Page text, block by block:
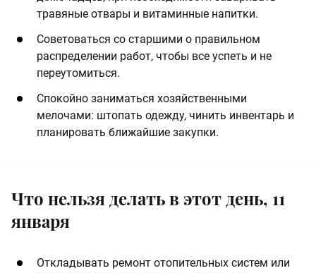
травяные отвары и витаминные напитки.
Советоваться со старшими о правильном
распределении работ, чтобы все успеть и не
переутомиться.
Спокойно заниматься хозяйственными
мелочами: штопать одежду, чинить инвентарь и
планировать ближайшие закупки.
Что нельзя делать в этот день, 11
января
Откладывать ремонт отопительных систем или